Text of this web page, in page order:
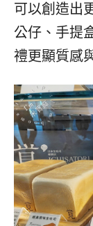
可以創造出
公仔、手提
禮更顯質感